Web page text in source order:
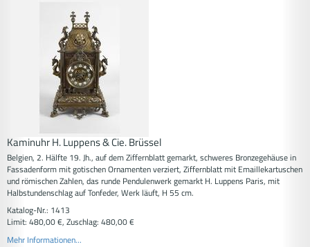
Kaminuhr H. Luppens & Cie. Brüssel
Belgien, 2. Hälfte 19. Jh., auf dem Ziffernblatt gemarkt, schweres Bronzegehäuse in
Fassadenform mit gotischen Ornamenten verziert, Ziffernblatt mit Emaillekartuschen
und römischen Zahlen, das runde Pendulenwerk gemarkt H. Luppens Paris, mit
Halbstundenschlag auf Tonfeder, Werk läuft, H 55 cm.
Katalog-Nr.: 1413
Limit: 480,00 €, Zuschlag: 480,00 €
Mehr Informationen...